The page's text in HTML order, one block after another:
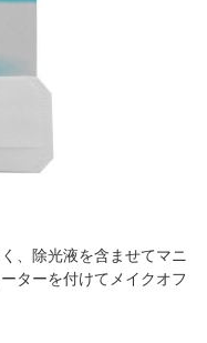
、除光液を含ませてマニ
ターを付けてメイクオフ